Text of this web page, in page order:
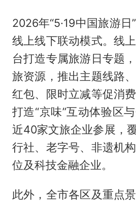
2026年“5·19中国旅游
线上线下联动模式。线
台打造专属旅游日专题
旅资源，推出主题线路
红包、限时立减等促消
打造“京味”互动体验区
近40家文旅企业参展，
行社、老字号、非遗机
位及科技金融企业。
此外，全市各区及重点